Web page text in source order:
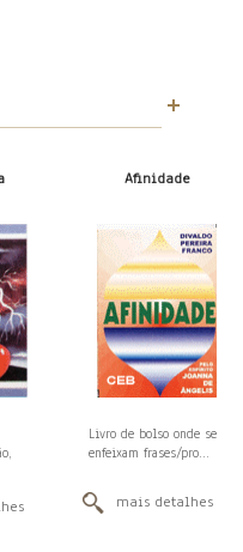
Afinidade
Livro de bolso onde se
enfeixam frases/pro...
mais detalhes